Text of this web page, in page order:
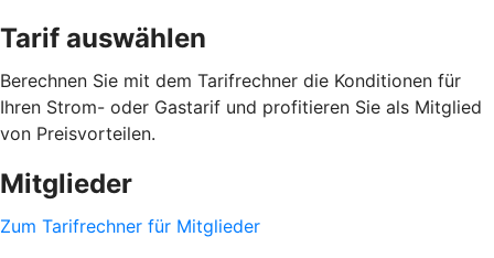
Tarif auswählen
Berechnen Sie mit dem Tarifrechner die Konditionen für
Ihren Strom- oder Gastarif und profitieren Sie als Mitglied
von Preisvorteilen.
Mitglieder
Zum Tarifrechner für Mitglieder